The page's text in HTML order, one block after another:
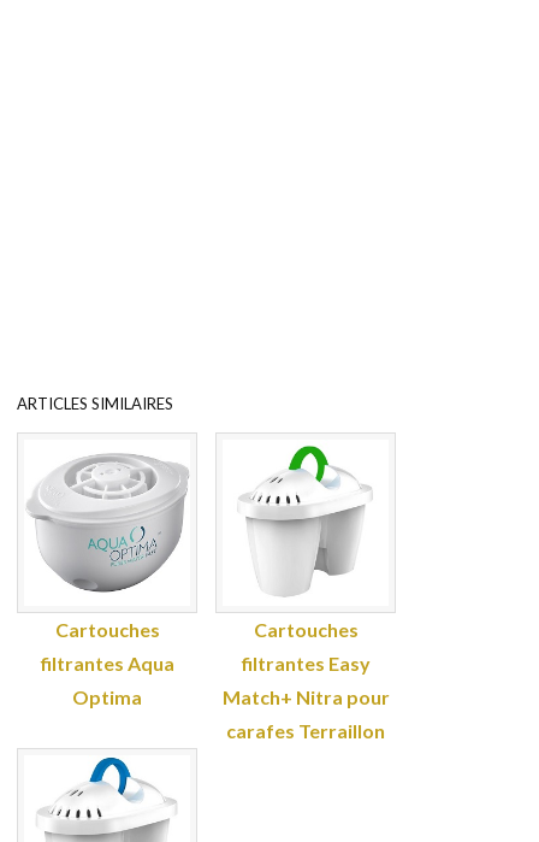
ARTICLES SIMILAIRES
Cartouches
filtrantes Aqua
Optima
Cartouches
filtrantes Easy
Match+ Nitra pour
carafes Terraillon